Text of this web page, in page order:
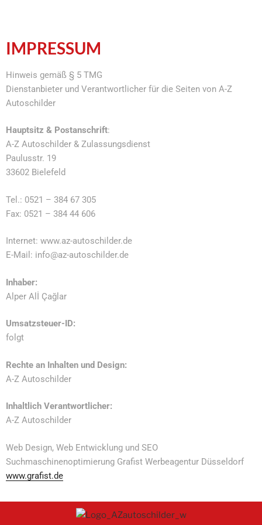
IMPRESSUM
Hinweis gemäß § 5 TMG
Dienstanbieter und Verantwortlicher für die Seiten von A-Z
Autoschilder
Hauptsitz & Postanschrift:
A-Z Autoschilder & Zulassungsdienst
Paulusstr. 19
33602 Bielefeld
Tel.: 0521 – 384 67 305
Fax: 0521 – 384 44 606
Internet: www.az-autoschilder.de
E-Mail: info@az-autoschilder.de
Inhaber:
Alper Alİ Çağlar
Umsatzsteuer-ID:
folgt
Rechte an Inhalten und Design:
A-Z Autoschilder
Inhaltlich Verantwortlicher:
A-Z Autoschilder
Web Design, Web Entwicklung und SEO
Suchmaschinenoptimierung Grafist Werbeagentur Düsseldorf
www.grafist.de